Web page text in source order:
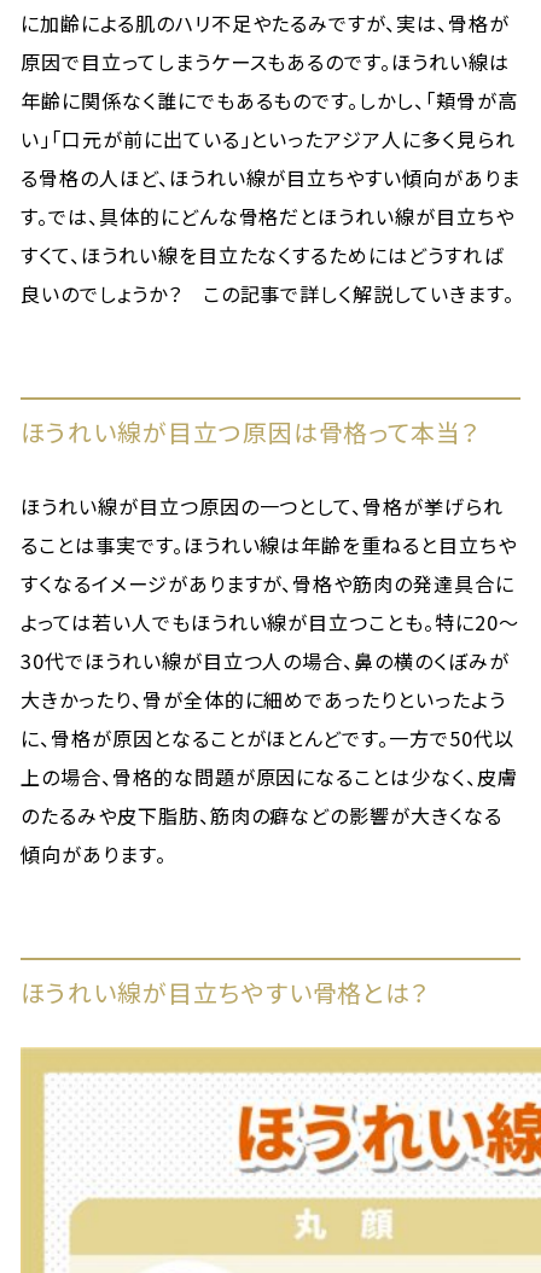
に加齢による肌のハリ不足やたるみですが、実は、骨格が
原因で目立ってしまうケースもあるのです。ほうれい線は
年齢に関係なく誰にでもあるものです。しかし、「頬骨が高
い」「口元が前に出ている」といったアジア人に多く見られ
る骨格の人ほど、ほうれい線が目立ちやすい傾向がありま
す。では、具体的にどんな骨格だとほうれい線が目立ちや
すくて、ほうれい線を目立たなくするためにはどうすれば
良いのでしょうか？ この記事で詳しく解説していきます。
ほうれい線が目立つ原因は骨格って本当？
ほうれい線が目立つ原因の一つとして、骨格が挙げられ
ることは事実です。ほうれい線は年齢を重ねると目立ちや
すくなるイメージがありますが、骨格や筋肉の発達具合に
よっては若い人でもほうれい線が目立つことも。特に20～
30代でほうれい線が目立つ人の場合、鼻の横のくぼみが
大きかったり、骨が全体的に細めであったりといったよう
に、骨格が原因となることがほとんどです。一方で50代以
上の場合、骨格的な問題が原因になることは少なく、皮膚
のたるみや皮下脂肪、筋肉の癖などの影響が大きくなる
傾向があります。
ほうれい線が目立ちやすい骨格とは？